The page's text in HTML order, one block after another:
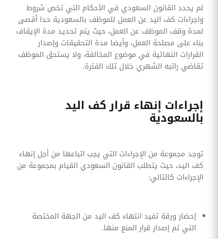
لم يحدد القانون السعودي في الأحكام التي تخص شروط
واجراءات كف اليد عن العمل للموظف بالسعودية حدا أقصى
لمدة وقف الموظف عن العمل، حيث يتم تحديد مدة الإيقاف
بناء على مصلحة العمل، وأيضا مدة التحقيقات وإصدار
القرارات النهائية في موضوع المخالفة، ولا يستحق الموظف
تقاضي راتبه الشهري خلال تلك الفترة.
إجراءات إنهاء قرار كف اليد
بالسعودية
توجد مجموعة من الإجراءات التي يجب اتباعها من أجل إنهاء
كف اليد، حيث يتطلب القانون السعودي القيام بمجموعة من
الإجراءات كالتالي:
إحضار ورقة تفيد انتهاء كف اليد من الجهة المختصة
التي تم إصدار قرار المنع منها.